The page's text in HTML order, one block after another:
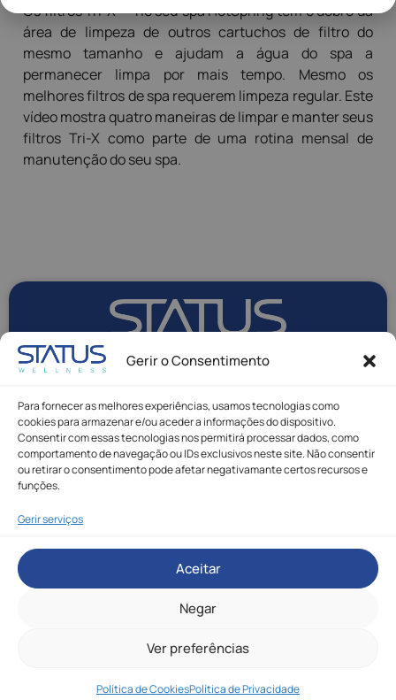
Gerir o Consentimento
Para fornecer as melhores experiências, usamos tecnologias como
cookies para armazenar e/ou aceder a informações do dispositivo.
Consentir com essas tecnologias nos permitirá processar dados, como
comportamento de navegação ou IDs exclusivos neste site. Não consentir
ou retirar o consentimento pode afetar negativamante certos recursos e
funções.
Gerir serviços
Aceitar
Negar
Ver preferências
Política de CookiesPolítica de Privacidade
Os filtros Tri-X ™ no seu spa HotSpring têm o dobro da
área de limpeza de outros cartuchos de filtro do
mesmo tamanho e ajudam a água do spa a
permanecer limpa por mais tempo. Mesmo os
melhores filtros de spa requerem limpeza regular. Este
vídeo mostra quatro maneiras de limpar e manter seus
filtros Tri-X como parte de uma rotina mensal de
manutenção do seu spa.
Status Wellness © Todos os direitos reservados.
* Chamada para a rede móvel nacional.